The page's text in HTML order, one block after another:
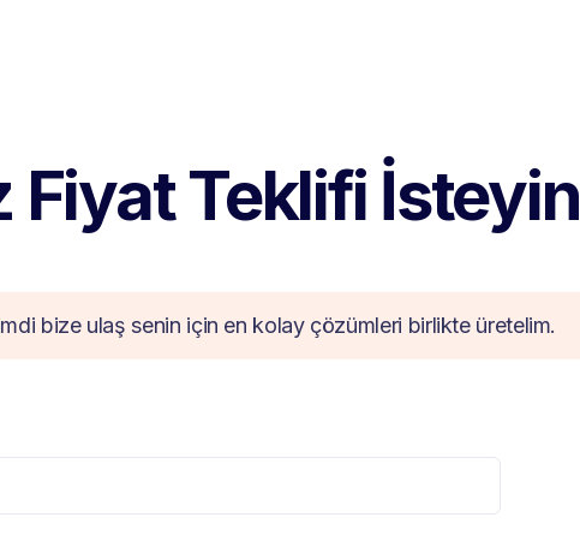
Fiyat Teklifi İsteyin
bize ulaş senin için en kolay çözümleri birlikte üretelim.